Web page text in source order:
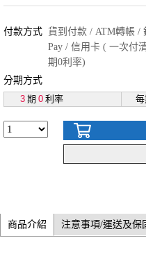
付款方式 貨到付款 / ATM轉帳 /
Pay / 信用卡 ( 一次付
期0利率)
分期方式
3 期 0 利率 每
商品介紹 注意事項/運送及保